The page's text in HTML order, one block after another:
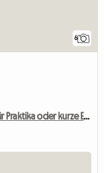
6
10 Minuten von Disney, (S) ideal für Praktika oder kurze Einsätze